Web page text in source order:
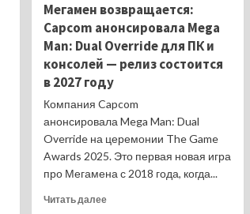
Мегамен возвращается:
Capcom анонсировала Mega
Man: Dual Override для ПК и
консолей — релиз состоится
в 2027 году
Компания Capcom
анонсировала Mega Man: Dual
Override на церемонии The Game
Awards 2025. Это первая новая игра
про Мегамена с 2018 года, когда...
Читать далееПрочитать